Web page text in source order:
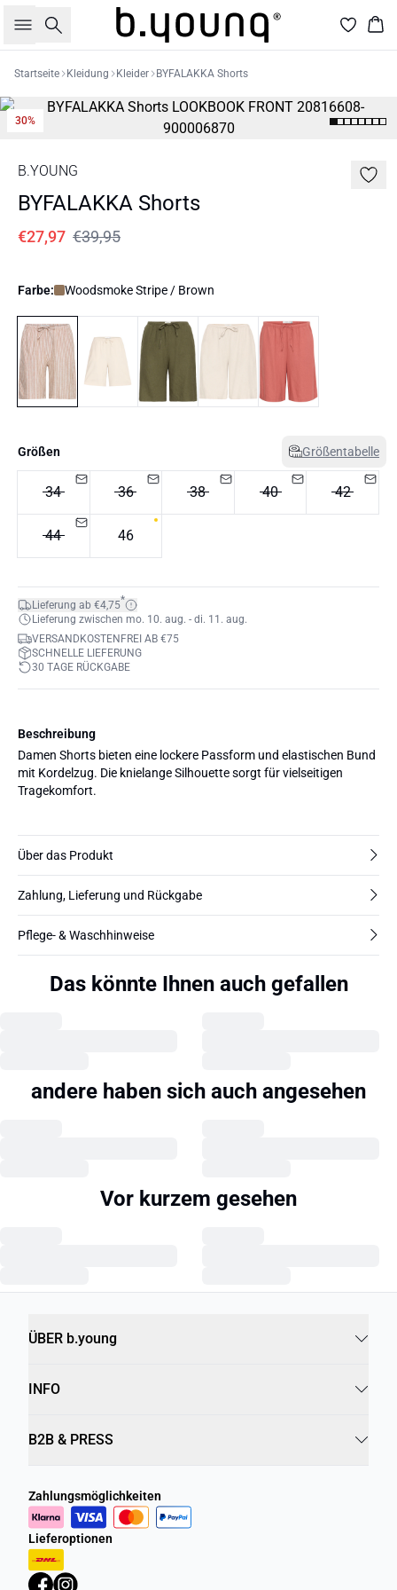
Suche
Startseite Kleidung Kleider BYFALAKKA Shorts
30%
B.YOUNG
BYFALAKKA Shorts
€27,97 €39,95
Farbe: Woodsmoke Stripe / Brown
Größen Größentabelle
34 36 38 40 42
44 46
Lieferung ab €4,75*
Lieferung zwischen mo. 10. aug. - di. 11. aug.
VERSANDKOSTENFREI AB €75
SCHNELLE LIEFERUNG
30 TAGE RÜCKGABE
Beschreibung
Damen Shorts bieten eine lockere Passform und elastischen Bund
mit Kordelzug. Die knielange Silhouette sorgt für vielseitigen
Tragekomfort.
Über das Produkt
Zahlung, Lieferung und Rückgabe
Pflege- & Waschhinweise
Das könnte Ihnen auch gefallen
andere haben sich auch angesehen
Vor kurzem gesehen
ÜBER b.young
INFO
B2B & PRESS
Zahlungsmöglichkeiten
Lieferoptionen